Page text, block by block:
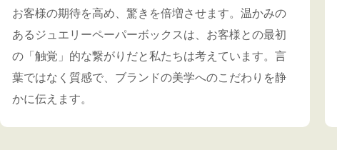
お客様の期待を高め、驚きを倍増させます。温かみの
あるジュエリーペーパーボックスは、お客様との最初
の「触覚」的な繋がりだと私たちは考えています。言
葉ではなく質感で、ブランドの美学へのこだわりを静
かに伝えます。